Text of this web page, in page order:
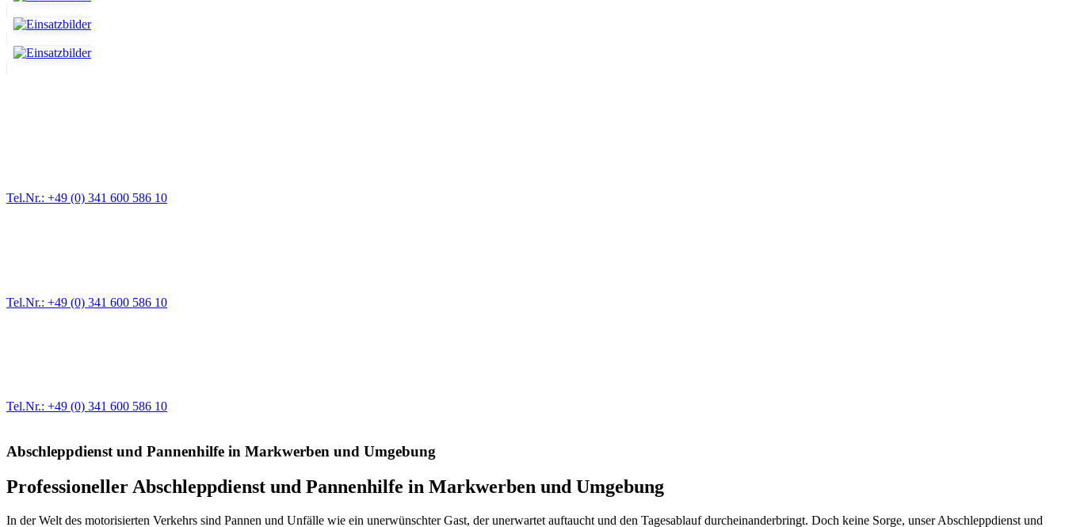
Tel.Nr.: +49 (0) 341 600 586 10
Tel.Nr.: +49 (0) 341 600 586 10
Tel.Nr.: +49 (0) 341 600 586 10
Abschleppdienst und Pannenhilfe in Markwerben und Umgebung
Professioneller Abschleppdienst und Pannenhilfe in Markwerben und Umgebung
In der Welt des motorisierten Verkehrs sind Pannen und Unfälle wie ein unerwünschter Gast, der unerwartet auftaucht und den Tagesablauf durcheinanderbringt. Doch keine Sorge, unser Abschleppdienst und